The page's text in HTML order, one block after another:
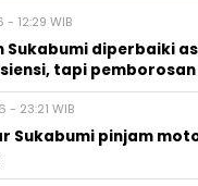
12:29 WIB
Sukabumi diperbaiki
tapi
- 23:21 WIB
Sukabumi pinjam